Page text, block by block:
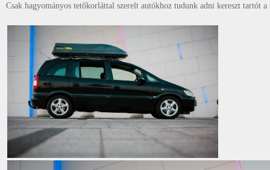
Csak hagyományos tetőkorláttal szerelt autókhoz tudunk adni kereszt tartót